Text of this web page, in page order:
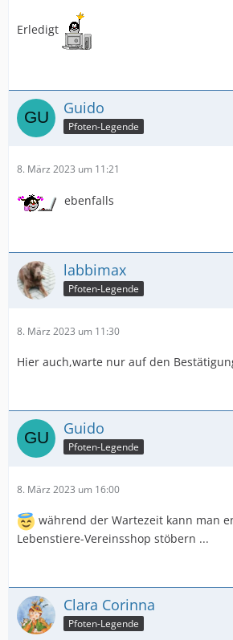
Erledigt
Guido
Pfoten-Legende
8. März 2023 um 11:21
ebenfalls
labbimax
Pfoten-Legende
8. März 2023 um 11:30
Hier auch,warte nur auf den
Guido
Pfoten-Legende
8. März 2023 um 16:00
während der Wartezeit kann man
Lebenstiere-Vereinsshop stöbern ...
Clara Corinna
Pfoten-Legende